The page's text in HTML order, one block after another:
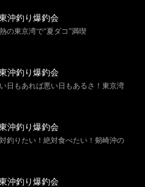
沖釣り爆釣会
の東京湾で“夏ダコ”満喫
沖釣り爆釣会
日もあれば悪い日もあるさ！東京湾
沖釣り爆釣会
釣りたい！絶対食べたい！剱崎沖の
沖釣り爆釣会